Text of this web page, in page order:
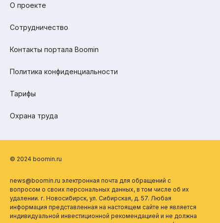
О проекте
Сотрудничество
Контакты портала Boomin
Политика конфиденциальности
Тарифы
Охрана труда
© 2024 boomin.ru
news@boomin.ru электронная почта для обращений с
вопросом о своих персональных данных, в том числе об их
удалении. г. Новосибирск, ул. Сибирская, д. 57. Любая
информация представленная на настоящем сайте не является
индивидуальной инвестиционной рекомендацией и не должна